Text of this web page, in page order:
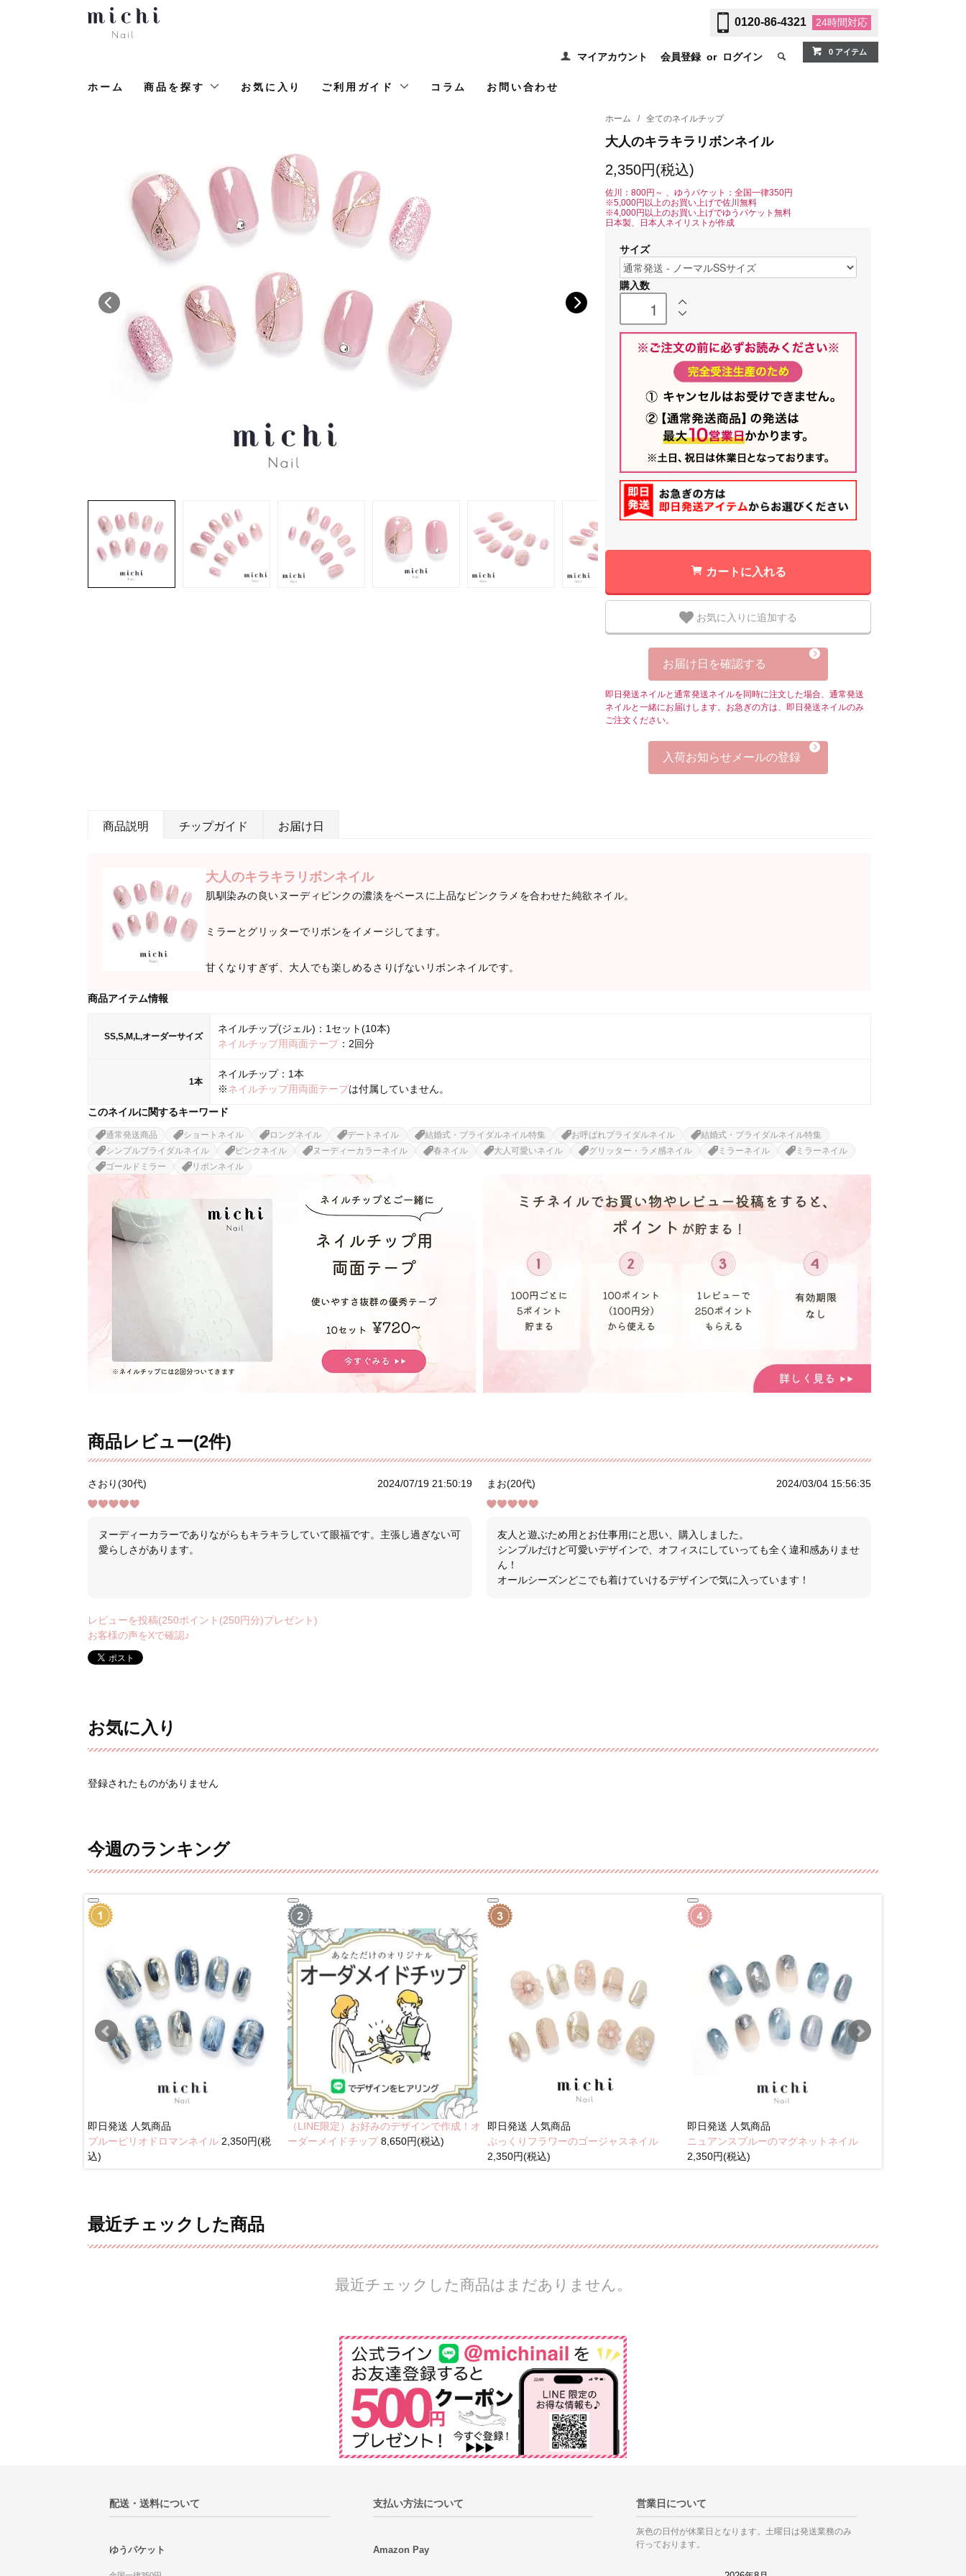
0120-86-4321 24時間対応
マイアカウント 会員登録 or ログイン 0 アイテム
ホーム 商品を探す お気に入り ご利用ガイド コラム お問い合わせ
ホーム / 全てのネイルチップ
大人のキラキラリボンネイル
2,350円(税込)
佐川：800円～ 、ゆうパケット：全国一律350円
※5,000円以上のお買い上げで佐川無料
※4,000円以上のお買い上げでゆうパケット無料
日本製、日本人ネイリストが作成
サイズ
購入数
カートに入れる
お気に入りに追加する
お届け日を確認する
即日発送ネイルと通常発送ネイルを同時に注文した場合、通常発送
ネイルと一緒にお届けします。お急ぎの方は、即日発送ネイルのみ
ご注文ください。
入荷お知らせメールの登録
商品説明 チップガイド お届け日
大人のキラキラリボンネイル
肌馴染みの良いヌーディピンクの濃淡をベースに上品なピンクラメを合わせた純欲ネイル。
ミラーとグリッターでリボンをイメージしてます。
甘くなりすぎず、大人でも楽しめるさりげないリボンネイルです。
商品アイテム情報
SS,S,M,L,オーダーサイズ
ネイルチップ(ジェル)：1セット(10本)
ネイルチップ用両面テープ：2回分
1本
ネイルチップ：1本
※ネイルチップ用両面テープは付属していません。
このネイルに関するキーワード
通常発送商品 ショートネイル ロングネイル デートネイル 結婚式・ブライダルネイル特集 お呼ばれブライダルネイル
結婚式・ブライダルネイル特集
シンプルブライダルネイル
ピンクネイル ヌーディーカラーネイル 春ネイル 大人可愛いネイル グリッター・ラメ感ネイル ミラーネイル
ミラーネイル
ゴールドミラー
リボンネイル
商品レビュー(2件)
さおり(30代) 2024/07/19 21:50:19
ヌーディーカラーでありながらもキラキラしていて眼福です。主張し過ぎない可
愛らしさがあります。
まお(20代) 2024/03/04 15:56:35
友人と遊ぶため用とお仕事用にと思い、購入しました。
シンプルだけど可愛いデザインで、オフィスにしていっても全く違和感ありませ
ん！
オールシーズンどこでも着けていけるデザインで気に入っています！
レビューを投稿(250ポイント(250円分)プレゼント)
お客様の声をXで確認♪
お気に入り
登録されたものがありません
今週のランキング
即日発送 人気商品
ブルーピリオドロマンネイル 2,350円(税
込)
（LINE限定）お好みのデザインで作成！オ
ーダーメイドチップ8,650円(税込)
即日発送 人気商品
ぷっくりフラワーのゴージャスネイル
2,350円(税込)
即日発送 人気商品
ニュアンスブルーのマグネットネイル
2,350円(税込)
最近チェックした商品
最近チェックした商品はまだありません。
配送・送料について
ゆうパケット
支払い方法について
Amazon Pay
営業日について
灰色の日付が休業日となります。土曜日は発送業務のみ
行っております。